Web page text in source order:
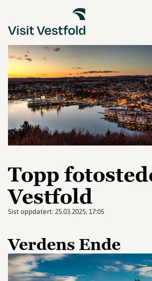
Topp
Vestfold
Sist oppdatert: 25.03.2025, 17:05
Verdens Ende